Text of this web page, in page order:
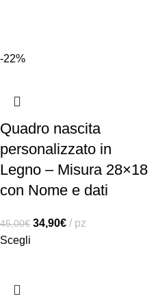
-22%
Quadro nascita
personalizzato in
Legno – Misura 28×18
con Nome e dati
45,00€ 34,90€
pz
Scegli